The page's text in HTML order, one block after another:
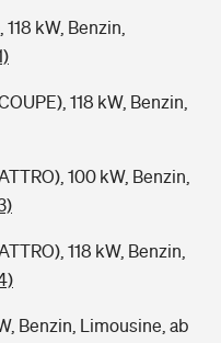
kW, Benzin,
118 kW, Benzin,
100 kW, Benzin,
118 kW, Benzin,
Benzin, Limousine, ab